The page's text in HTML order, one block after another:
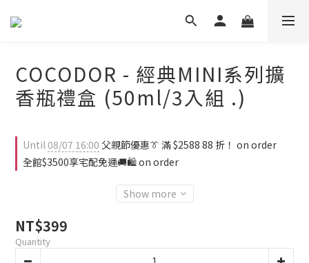
COCODOR - 經典MINI系列擴
香瓶禮盒 (50ml/3入組 .)
Until08/07 16:00 父親節優惠👔 滿 $2588 88 折！ on order
全館$3500享宅配免運🚚🛍️ on order
Show more
NT$399
Quantity